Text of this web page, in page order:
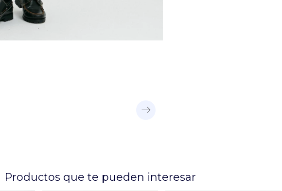
Productos que te pueden interesar